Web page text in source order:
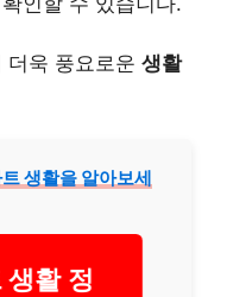
더욱 풍요로운 생활
생활을 알아보세
활 정